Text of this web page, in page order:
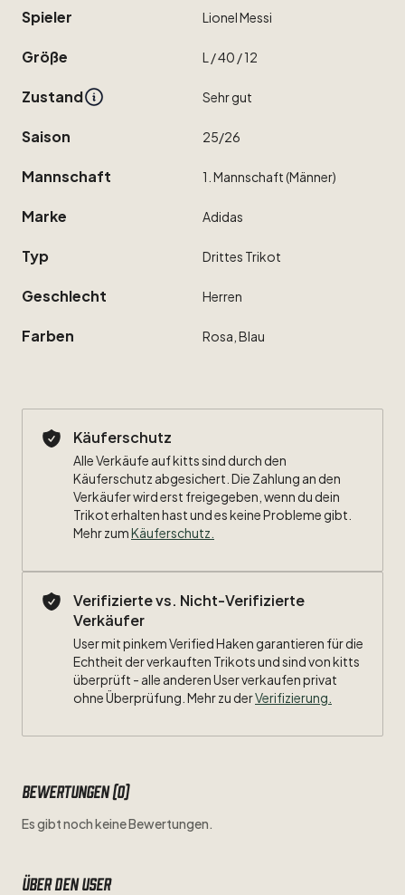
Spieler LionelMessi
Größe L ​/​40 ​/​12
Zustand Sehrgut
Saison 25​/​26
Mannschaft 1. Mannschaft(Männer)
Marke Adidas
Typ Drittes Trikot
Geschlecht Herren
Farben Rosa, Blau
Käuferschutz
Alle Verkäufe auf kitts sind durch den
Käuferschutz abgesichert. Die Zahlung an den
Verkäufer wird erst freigegeben, wenn du dein
Trikot erhalten hast und es keine Probleme gibt.
Mehr zumKäuferschutz
Verifizierte vs. Nicht-Verifizierte
Verkäufer
User mit pinkem Verified Haken garantieren für die
Echtheit der verkauften Trikots und sind von kitts
überprüft - alle anderen User verkaufen privat
ohne Überprüfung. Mehr zu derVerifizierung.
Bewertungen (0)
Es gibt noch keine Bewertungen.
Über den user